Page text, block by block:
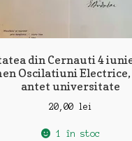
din Cernauti 4
Oscilatiuni Electrice,
antet universitate
20,00 lei
1 în stoc